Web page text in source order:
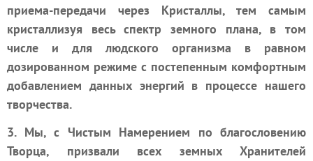
приема-передачи через Кристаллы, тем самым
кристаллизуя весь спектр земного плана, в том
числе и для людского организма в равном
дозированном режиме с постепенным комфортным
добавлением данных энергий в процессе нашего
творчества.
3. Мы, с Чистым Намерением по благословению
Творца, призвали всех земных Хранителей